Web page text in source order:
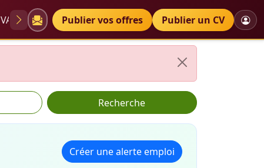
VAE Diplômes Petites annonces
Publier vos offres Publier un CV
Recherche
Créer une alerte emploi